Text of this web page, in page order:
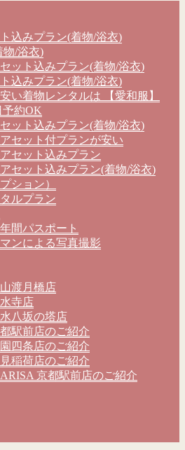
込みプラン(着物/浴衣)
物/浴衣)
ット込みプラン(着物/浴衣)
込みプラン(着物/浴衣)
い着物レンタルは 【愛和服】
予約OK
ット込みプラン(着物/浴衣)
セット付プランが安い
セット込みプラン
セット込みプラン(着物/浴衣)
ション）
ルプラン
間パスポート
ンによる写真撮影
渡月橋店
寺店
八坂の塔店
駅前店のご紹介
四条店のご紹介
稲荷店のご紹介
京都駅前店のご紹介